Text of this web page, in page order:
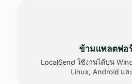
ข้ามแพลตฟอ
LocalSend ใช้งานได้บน
Linux, Android แล